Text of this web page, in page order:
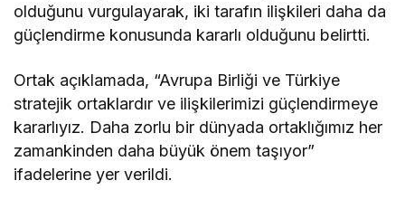
olduğunu vurgulayarak, iki tarafın ilişkileri daha da
güçlendirme konusunda kararlı olduğunu belirtti.
Ortak açıklamada, “Avrupa Birliği ve Türkiye
stratejik ortaklardır ve ilişkilerimizi güçlendirmeye
kararlıyız. Daha zorlu bir dünyada ortaklığımız her
zamankinden daha büyük önem taşıyor”
ifadelerine yer verildi.